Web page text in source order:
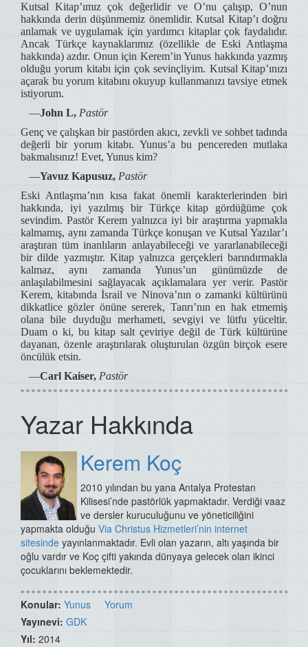
Kutsal Kitap’ımız çok değerlidir ve O’nu çalışıp, O’nun
hakkında derin düşünmemiz önemlidir. Kutsal Kitap’ı doğru
anlamak ve uygulamak için yardımcı kitaplar çok faydalıdır.
Ancak Türkçe kaynaklarımız (özellikle de Eski Antlaşma
hakkında) azdır. Onun için Kerem’in Yunus hakkında yazmış
olduğu yorum kitabı için çok sevinçliyim. Kutsal Kitap’ınızı
açarak bu yorum kitabını okuyup kullanmanızı tavsiye etmek
istiyorum.
―John L, Pastör
Genç ve çalışkan bir pastörden akıcı, zevkli ve sohbet tadında
değerli bir yorum kitabı. Yunus’a bu pencereden mutlaka
bakmalısınız! Evet, Yunus kim?
―Yavuz Kapusuz, Pastör
Eski Antlaşma’nın kısa fakat önemli karakterlerinden biri
hakkında, iyi yazılmış bir Türkçe kitap gördüğüme çok
sevindim. Pastör Kerem yalnızca iyi bir araştırma yapmakla
kalmamış, aynı zamanda Türkçe konuşan ve Kutsal Yazılar’ı
araştıran tüm inanlıların anlayabileceği ve yararlanabileceği
bir dilde yazmıştır. Kitap yalnızca gerçekleri barındırmakla
kalmaz, aynı zamanda Yunus’un günümüzde de
anlaşılabilmesini sağlayacak açıklamalara yer verir. Pastör
Kerem, kitabında İsrail ve Ninova’nın o zamanki kültürünü
dikkatlice gözler önüne sererek, Tanrı’nın en hak etmemiş
olana bile duyduğu merhameti, sevgiyi ve lütfu yüceltir.
Duam o ki, bu kitap salt çeviriye değil de Türk kültürüne
dayanan, özenle araştırılarak oluşturulan özgün birçok esere
öncülük etsin.
―Carl Kaiser, Pastör
Yazar Hakkında
Kerem Koç
2010 yılından bu yana Antalya Protestan
Kilisesi’nde pastörlük yapmaktadır. Verdiği vaaz
ve dersler kuruculuğunu ve yöneticiliğini
yapmakta olduğu Via Christus Hizmetleri’nin internet
sitesinde yayınlanmaktadır. Evli olan yazarın, altı yaşında bir
oğlu vardır ve Koç çifti yakında dünyaya gelecek olan ikinci
çocuklarını beklemektedir.
Konular: Yunus
Yorum
Yayınevi: GDK
Yıl: 2014